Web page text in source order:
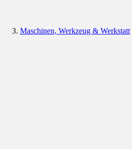
Maschinen, Werkzeug & Werkstatt